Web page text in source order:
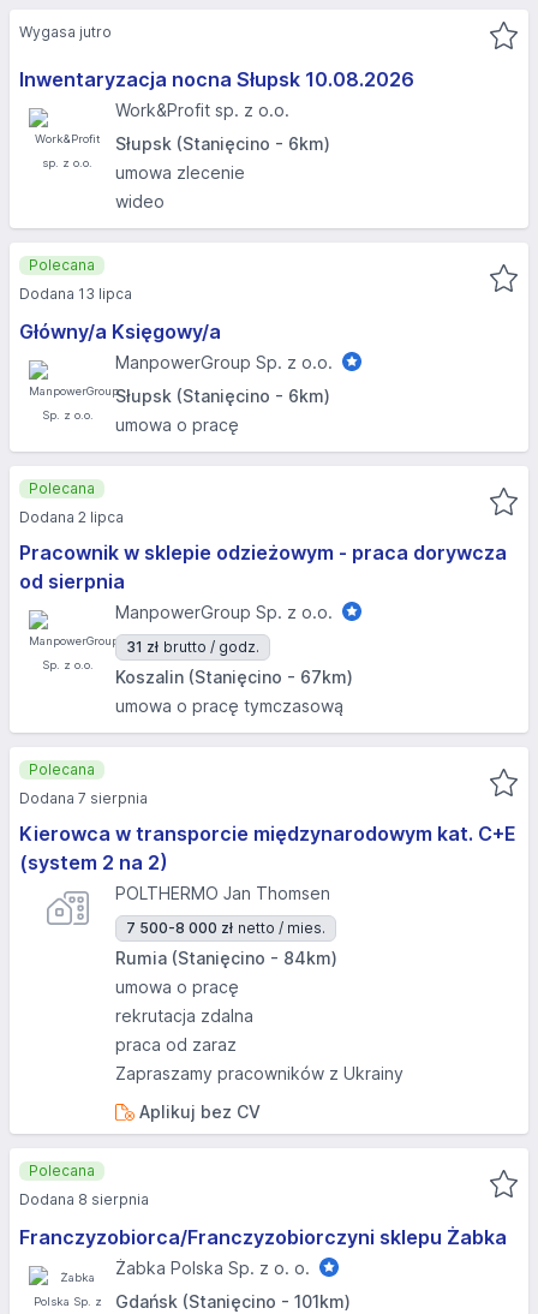
Inwentaryzacja nocna Słupsk 10.08.2026​
Work&Profit sp. z o.o.
Słupsk (Stanięcino - 6km)
umowa zlecenie
wideo
Wygasa jutro
Główny/a Księgowy/a
ManpowerGroup Sp. z o.o.
Słupsk (Stanięcino - 6km)
umowa o pracę
Polecana
Dodana 13 lipca
Pracownik w sklepie odzieżowym - praca dorywcza
od sierpnia
ManpowerGroup Sp. z o.o.
31 zł brutto / godz.
Koszalin (Stanięcino - 67km)
umowa o pracę tymczasową
Polecana
Dodana 2 lipca
Kierowca w transporcie międzynarodowym kat. C+E
(system 2 na 2)
POLTHERMO Jan Thomsen
7 500-8 000 zł netto / mies.
Rumia (Stanięcino - 84km)
umowa o pracę
rekrutacja zdalna
praca od zaraz
Zapraszamy pracowników z Ukrainy
Aplikuj bez CV
Polecana
Dodana 7 sierpnia
Franczyzobiorca/Franczyzobiorczyni sklepu Żabka
Żabka Polska Sp. z o. o.
Gdańsk (Stanięcino - 101km)
Polecana
Dodana 8 sierpnia